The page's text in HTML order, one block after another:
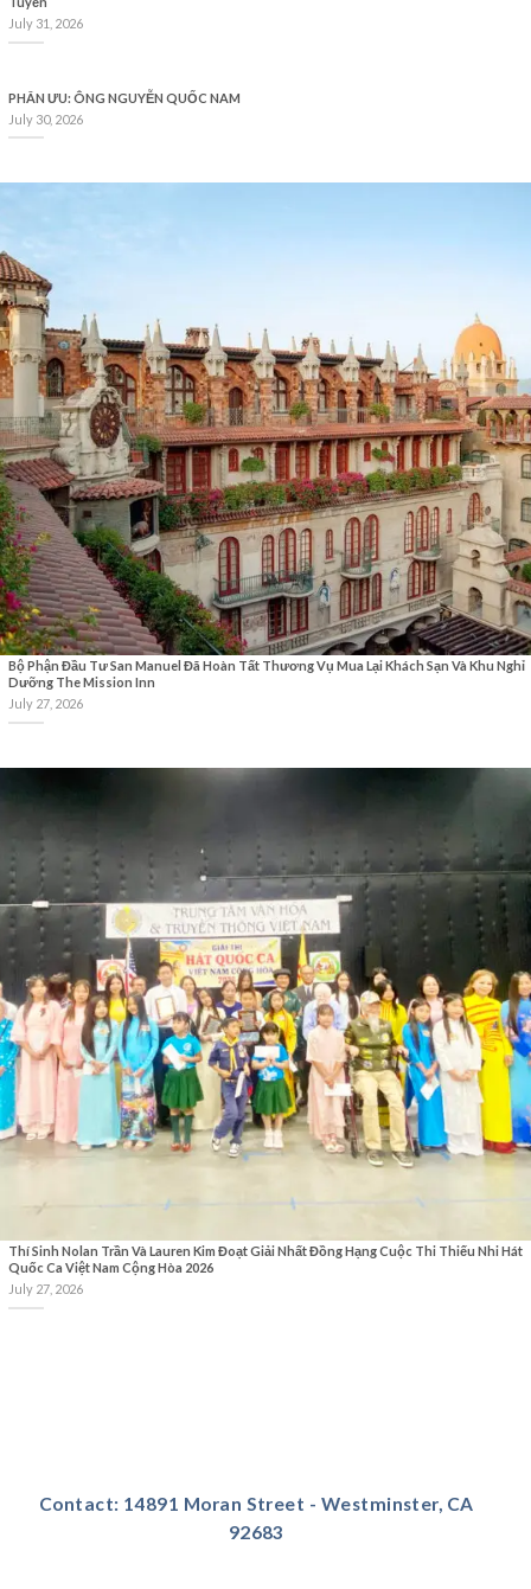
July 31, 2026
PHÂN ƯU: ÔNG NGUYỄN QUỐC NAM
July 30, 2026
Bộ Phận Đầu Tư San Manuel Đã Hoàn Tất Thương Vụ Mua Lại Khách Sạn Và Khu Nghỉ
Dưỡng The Mission Inn
July 27, 2026
Thí Sinh Nolan Trần Và Lauren Kim Đoạt Giải Nhất Đồng Hạng Cuộc Thi Thiếu Nhi Hát
Quốc Ca Việt Nam Cộng Hòa 2026
July 27, 2026
Contact: 14891 Moran Street - Westminster, CA
92683